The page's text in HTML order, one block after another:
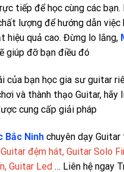
tiếp để học cùng các bạn.
lượng để hướng dẫn việc
hiệu quả cao. Đừng lo lắng,
giúp đỡ bạn điều đó
của bạn học gia sư guitar
và thành thạo Guitar, hãy
cung cấp giải pháp
Bắc Ninh chuyên dạy
Guitar đệm hát, Guitar Solo
Guitar Led … Liên hệ ngay